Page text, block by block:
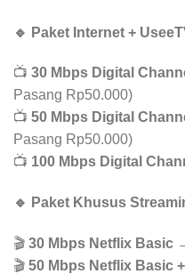
🔹 Paket Internet +
📺 30 Mbps Digital
Pasang Rp50.000)
📺 50 Mbps Digital
Pasang Rp50.000)
📺 100 Mbps Digital
🔹 Paket Khusus
🎬 30 Mbps Netflix Basic
🎬 50 Mbps Netflix Basic